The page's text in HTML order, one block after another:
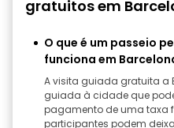
gratuitos em
O que é um passeio
funciona em
A visita guiada gratuita a
guiada à cidade que
pagamento de uma taxa
participantes podem